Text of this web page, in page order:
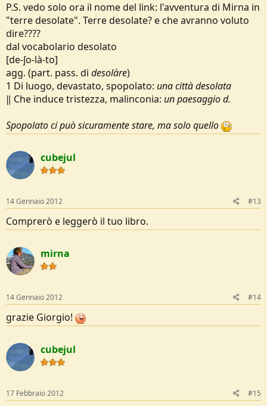
P.S. vedo solo ora il nome del link: l'avventura di Mirna in
"terre desolate". Terre desolate? e che avranno voluto
dire????
dal vocabolario desolato
[de-ʃo-là-to]
agg. (part. pass. di desolàre)
1 Di luogo, devastato, spopolato: una città desolata
‖ Che induce tristezza, malinconia: un paesaggio d.
Spopolato ci può sicuramente stare, ma solo quello
cubejul
14 Gennaio 2012 #13
Comprerò e leggerò il tuo libro.
mirna
14 Gennaio 2012 #14
grazie Giorgio!
cubejul
17 Febbraio 2012 #15